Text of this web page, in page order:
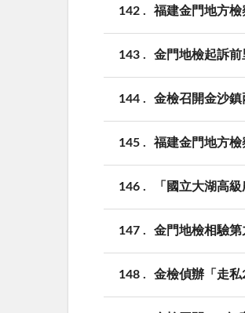
142 福建金門地方
143 金門地檢起訴
144 金檢召開金沙
145 福建金門地方
146 「國立大湖高
147 金門地檢相驗
148 金檢偵辦「走